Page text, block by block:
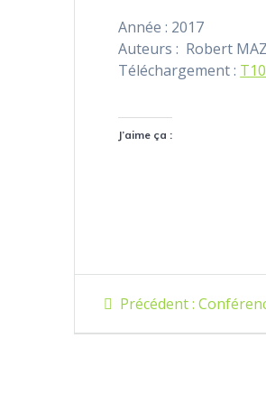
Année : 2017
Auteurs : Robert
Téléchargement :
J’aime ça :
Navigation
de
Précédent : Article